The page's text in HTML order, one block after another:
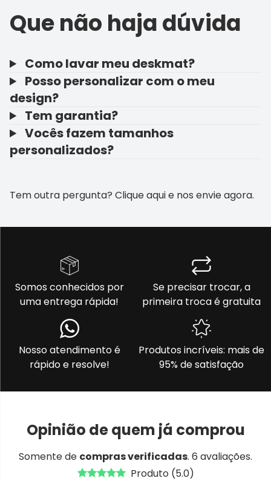
Que não haja dúvida
Como lavar meu deskmat?
Posso personalizar com o meu
design?
Tem garantia?
Vocês fazem tamanhos
personalizados?
Tem outra pergunta? Clique aqui e nos envie agora.
Somos conhecidos por
uma entrega rápida!
Se precisar trocar, a
primeira troca é gratuita
Nosso atendimento é
rápido e resolve!
Produtos incríveis: mais de
95% de satisfação
Opinião de quem já comprou
Somente de compras verificadas. 6 avaliações.
Produto (5.0)